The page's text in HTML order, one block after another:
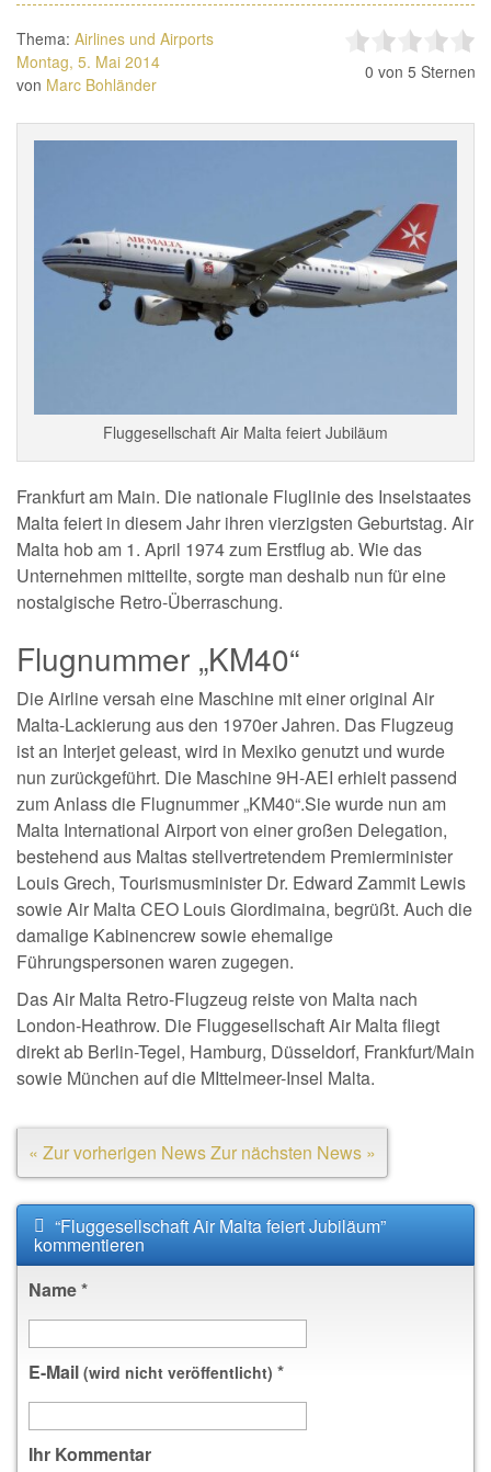
Thema: Airlines und Airports
Montag, 5. Mai 2014
von Marc Bohländer
0 von 5 Sternen
Fluggesellschaft Air Malta feiert Jubiläum
Frankfurt am Main. Die nationale Fluglinie des Inselstaates
Malta feiert in diesem Jahr ihren vierzigsten Geburtstag. Air
Malta hob am 1. April 1974 zum Erstflug ab. Wie das
Unternehmen mitteilte, sorgte man deshalb nun für eine
nostalgische Retro-Überraschung.
Flugnummer „KM40“
Die Airline versah eine Maschine mit einer original Air
Malta-Lackierung aus den 1970er Jahren. Das Flugzeug
ist an Interjet geleast, wird in Mexiko genutzt und wurde
nun zurückgeführt. Die Maschine 9H-AEI erhielt passend
zum Anlass die Flugnummer „KM40“.Sie wurde nun am
Malta International Airport von einer großen Delegation,
bestehend aus Maltas stellvertretendem Premierminister
Louis Grech, Tourismusminister Dr. Edward Zammit Lewis
sowie Air Malta CEO Louis Giordimaina, begrüßt. Auch die
damalige Kabinencrew sowie ehemalige
Führungspersonen waren zugegen.
Das Air Malta Retro-Flugzeug reiste von Malta nach
London-Heathrow. Die Fluggesellschaft Air Malta fliegt
direkt ab Berlin-Tegel, Hamburg, Düsseldorf, Frankfurt/Main
sowie München auf die MIttelmeer-Insel Malta.
« Zur vorherigen NewsZur nächsten News »
“Fluggesellschaft Air Malta feiert Jubiläum”
kommentieren
Name*
E-Mail (wird nicht veröffentlicht) *
Ihr Kommentar